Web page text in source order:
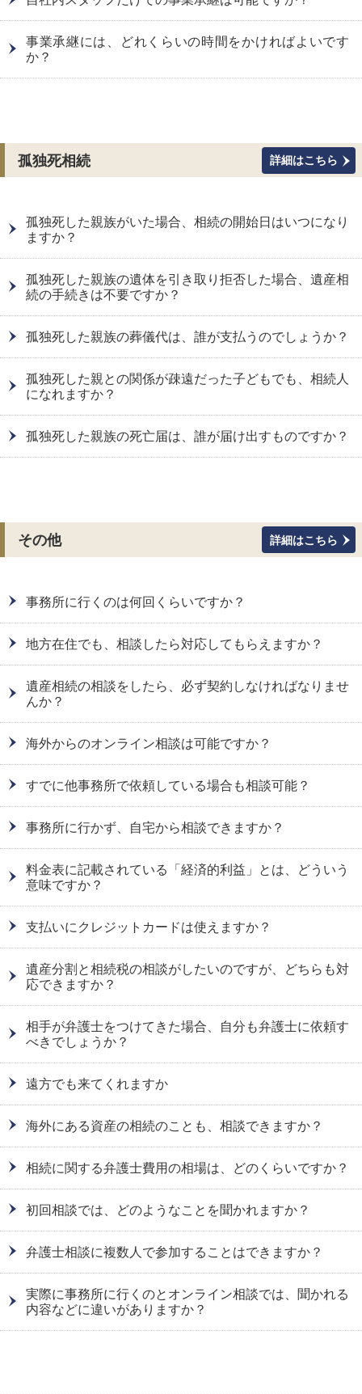
事業承継には、どれくらいの時間をかければよいです
か？
孤独死相続 詳細はこちら
孤独死した親族がいた場合、相続の開始日はいつになり
ますか？
孤独死した親族の遺体を引き取り拒否した場合、遺産相
続の手続きは不要ですか？
孤独死した親族の葬儀代は、誰が支払うのでしょうか？
孤独死した親との関係が疎遠だった子どもでも、相続人
になれますか？
孤独死した親族の死亡届は、誰が届け出すものですか？
その他 詳細はこちら
事務所に行くのは何回くらいですか？
地方在住でも、相談したら対応してもらえますか？
遺産相続の相談をしたら、必ず契約しなければなりませ
んか？
海外からのオンライン相談は可能ですか？
すでに他事務所で依頼している場合も相談可能？
事務所に行かず、自宅から相談できますか？
料金表に記載されている「経済的利益」とは、どういう
意味ですか？
支払いにクレジットカードは使えますか？
遺産分割と相続税の相談がしたいのですが、どちらも対
応できますか？
相手が弁護士をつけてきた場合、自分も弁護士に依頼す
べきでしょうか？
遠方でも来てくれますか
海外にある資産の相続のことも、相談できますか？
相続に関する弁護士費用の相場は、どのくらいですか？
初回相談では、どのようなことを聞かれますか？
弁護士相談に複数人で参加することはできますか？
実際に事務所に行くのとオンライン相談では、聞かれる
内容などに違いがありますか？